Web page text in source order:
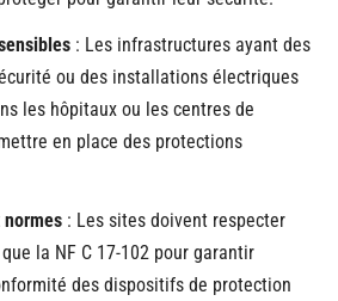
: Les infrastructures ayant des
ou des installations électriques
les hôpitaux ou les centres de
en place des protections
normes : Les sites doivent respecter
la NF C 17-102 pour garantir
des dispositifs de protection